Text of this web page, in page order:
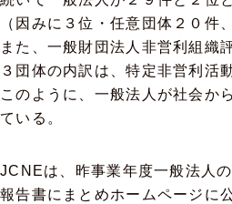
（因みに３位・任意団体２０件
また、一般財団法人非営利組織
３団体の内訳は、特定非営利活
このように、一般法人が社会か
ている。
JCNEは、昨事業年度一般法人
報告書にまとめホームページに